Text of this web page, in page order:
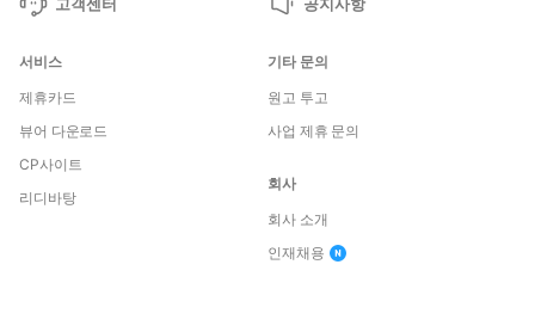
서비스
제휴카드
뷰어 다운로드
CP사이트
리디바탕
기타 문의
원고 투고
사업 제휴 문의
회사
회사 소개
인재채용